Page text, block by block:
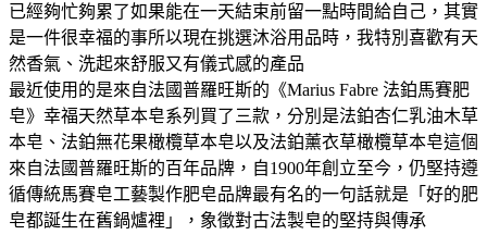
已經夠忙夠累了如果能在一天結束前留一點時間給自己，其實
是一件很幸福的事所以現在挑選沐浴用品時，我特別喜歡有天
然香氣、洗起來舒服又有儀式感的產品
最近使用的是來自法國普羅旺斯的《Marius Fabre 法鉑馬賽肥
皂》幸福天然草本皂系列買了三款，分別是法鉑杏仁乳油木草
本皂、法鉑無花果橄欖草本皂以及法鉑薰衣草橄欖草本皂這個
來自法國普羅旺斯的百年品牌，自1900年創立至今，仍堅持遵
循傳統馬賽皂工藝製作肥皂品牌最有名的一句話就是「好的肥
皂都誕生在舊鍋爐裡」，象徵對古法製皂的堅持與傳承